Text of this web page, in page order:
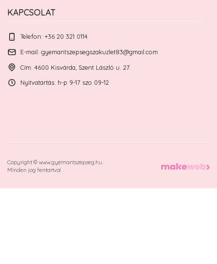
KAPCSOLAT
Telefon: +36 20 321 0114
E-mail: gyemantszepsegszakuzlet83@gmail.com
Cím: 4600 Kisvárda, Szent László u. 27.
Nyitvatartás: h-p 9-17 szo 09-12
Copyright © www.gyemantszepseg.hu.
Minden jog fentartva!